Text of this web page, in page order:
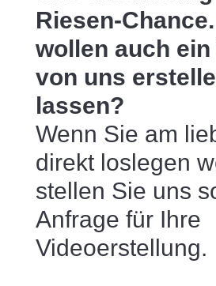
Riesen-
wollen auch ein
von uns
lassen?
Wenn Sie am
direkt loslegen
stellen Sie uns
Anfrage für Ihre
Videoerstellung.